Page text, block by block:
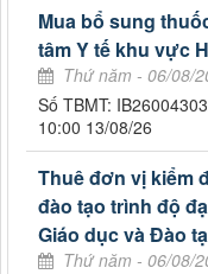
Mua bổ sung
tâm Y tế khu vực
Thứ năm - 06/08/
Số TBMT:
10:00 13/08/26
Thuê đơn vị kiểm
đào tạo trình độ
Giáo dục và Đào
Thứ năm - 06/08/